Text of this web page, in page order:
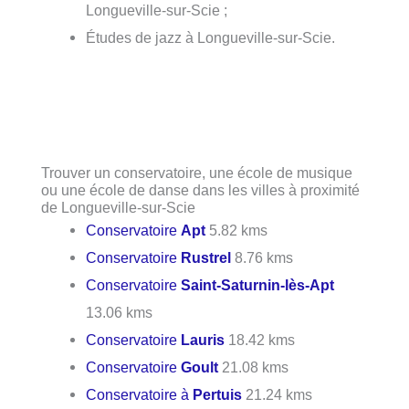
Longueville-sur-Scie ;
Études de jazz à Longueville-sur-Scie.
Trouver un conservatoire, une école de musique
ou une école de danse dans les villes à proximité
de Longueville-sur-Scie
ConservatoireApt 5.82 kms
Conservatoire Rustrel 8.76 kms
ConservatoireSaint-Saturnin-lès-Apt
13.06 kms
Conservatoire Lauris 18.42 kms
ConservatoireGoult 21.08 kms
Conservatoire à Pertuis 21.24 kms